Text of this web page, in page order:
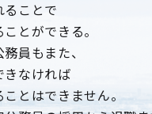
ることで
とができる。
員もまた、
きなければ
とはできません。